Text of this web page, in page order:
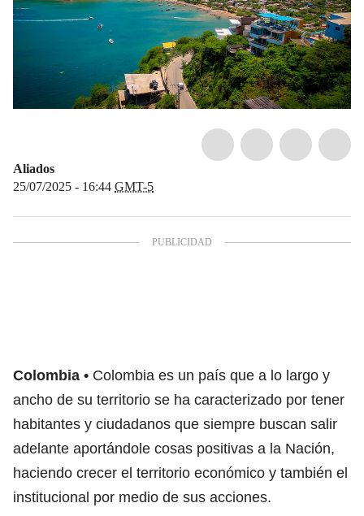
Aliados
25/07/2025 - 16:44 GMT-5
Colombia
Colombia es un país que a lo largo y
ancho de su territorio se ha caracterizado por tener
habitantes y ciudadanos que siempre buscan salir
adelante aportándole cosas positivas a la Nación,
haciendo crecer el territorio económico y también el
institucional por medio de sus acciones.